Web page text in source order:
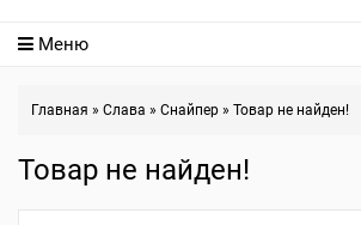
Меню
Главная » Слава » Снайпер » Товар не найден!
Товар не найден!